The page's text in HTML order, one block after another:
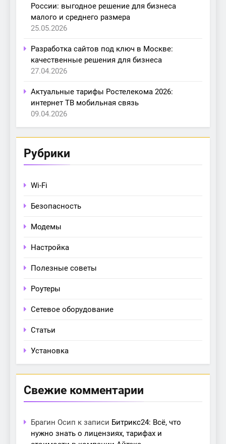
России: выгодное решение для бизнеса
малого и среднего размера
25.05.2026
Разработка сайтов под ключ в Москве:
качественные решения для бизнеса
27.04.2026
Актуальные тарифы Ростелекома 2026:
интернет ТВ мобильная связь
09.04.2026
Рубрики
Wi-Fi
Безопасность
Модемы
Настройка
Полезные советы
Роутеры
Сетевое оборудование
Статьи
Установка
Свежие комментарии
Брагин Осип к записи Битрикс24: Всё, что
нужно знать о лицензиях, тарифах и